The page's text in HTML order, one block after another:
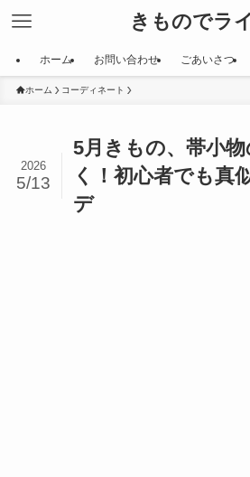
きものでラ
ホーム お問い合わせ ごあいさつ
ホーム コーディネート
5月きもの、帯小
く！初心者でも真
デ
2026
5/13